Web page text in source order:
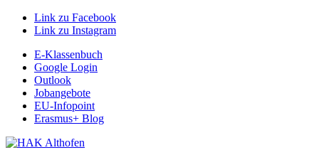
Link zu Facebook
Link zu Instagram
E-Klassenbuch
Google Login
Outlook
Jobangebote
EU-Infopoint
Erasmus+ Blog